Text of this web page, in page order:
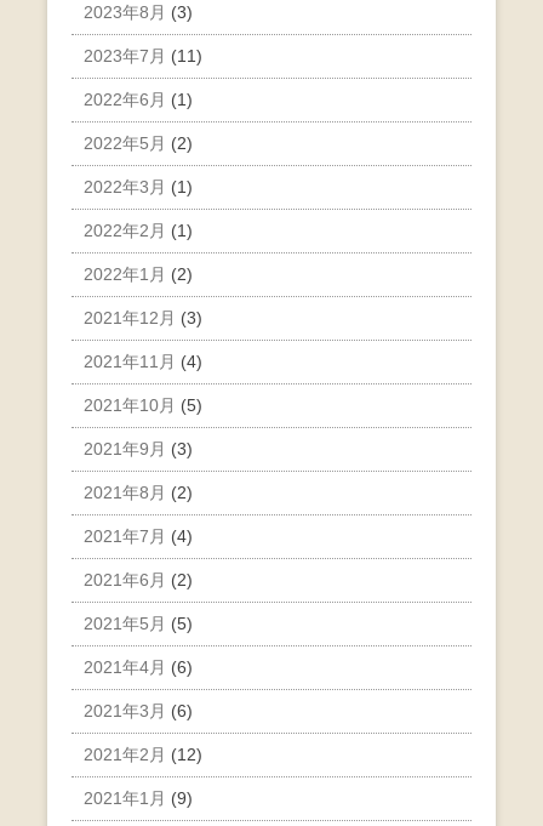
2023年8月 (3)
2023年7月 (11)
2022年6月 (1)
2022年5月 (2)
2022年3月 (1)
2022年2月 (1)
2022年1月 (2)
2021年12月 (3)
2021年11月 (4)
2021年10月 (5)
2021年9月 (3)
2021年8月 (2)
2021年7月 (4)
2021年6月 (2)
2021年5月 (5)
2021年4月 (6)
2021年3月 (6)
2021年2月 (12)
2021年1月 (9)